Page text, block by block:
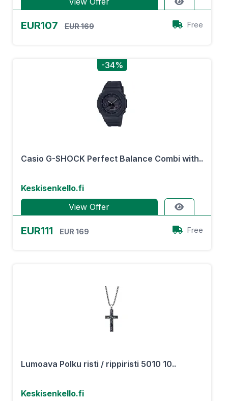
EUR107 EUR 169 Free
-34%
Casio G-SHOCK Perfect Balance Combi with..
Keskisenkello.fi
View Offer
EUR111 EUR 169 Free
Lumoava Polku risti / rippiristi 5010 10..
Keskisenkello.fi